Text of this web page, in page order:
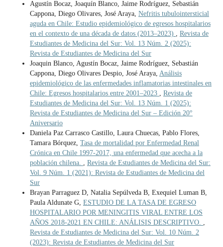
Agustín Bocaz, Joaquín Blanco, Jaime Rodríguez, Sebastián
Cappona, Diego Olivares, José Araya, Nefritis tubulointersticial
aguda en Chile: Estudio epidemiológico de egresos hospitalarios
en el contexto de una década de datos (2013–2023) , Revista de
Estudiantes de Medicina del Sur: Vol. 13 Núm. 2 (2025):
Revista de Estudiantes de Medicina del Sur
Joaquin Blanco, Agustín Bocaz, Jaime Rodríguez, Sebastián
Cappona, Diego Olivares Despio, José Araya, Análisis
epidemiológico de las enfermedades inflamatorias intestinales en
Chile: Egresos hospitalarios entre 2001–2023 , Revista de
Estudiantes de Medicina del Sur: Vol. 13 Núm. 1 (2025):
Revista de Estudiantes de Medicina del Sur – Edición 20°
Aniversario
Daniela Paz Carrasco Castillo, Laura Chuecas, Pablo Flores,
Tamara Bórquez, Tasa de mortalidad por Enfermedad Renal
Crónica en Chile 1997-2017, una enfermedad que acecha a la
población chilena. , Revista de Estudiantes de Medicina del Sur:
Vol. 9 Núm. 1 (2021): Revista de Estudiantes de Medicina del
Sur
Brayan Parraguez D, Natalia Sepúlveda B, Exequiel Luman B,
Paula Aldunate G, ESTUDIO DE LA TASA DE EGRESO
HOSPITALARIO POR MENINGITIS VIRAL ENTRE LOS
AÑOS 2018-2021 EN CHILE: ANÁLISIS DESCRIPTIVO. ,
Revista de Estudiantes de Medicina del Sur: Vol. 10 Núm. 2
(2023): Revista de Estudiantes de Medicina del Sur